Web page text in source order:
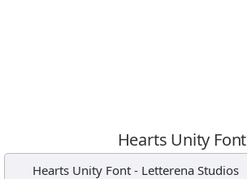
Hearts Unity Font
Hearts Unity Font- Letterena Studios